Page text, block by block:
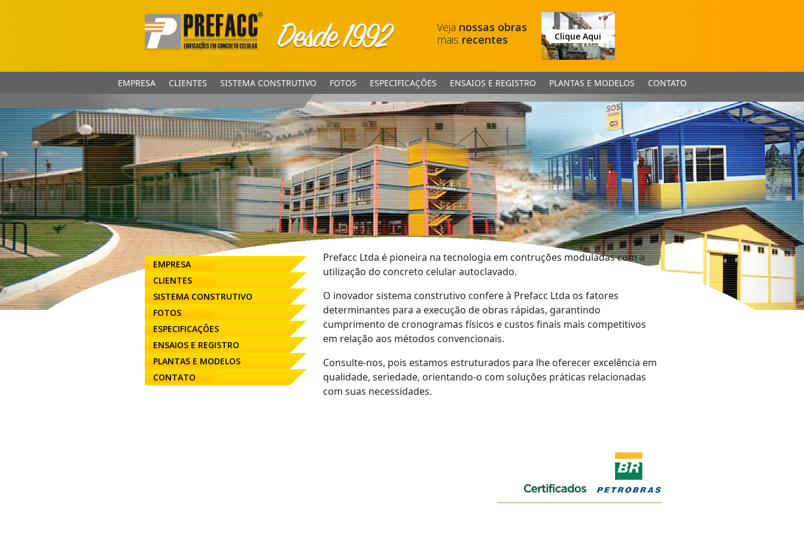
Veja nossas obras
mais recentes Clique Aqui
EMPRESA CLIENTES SISTEMA CONSTRUTIVO FOTOS ESPECIFICAÇÕES ENSAIOS E REGISTRO PLANTAS E MODELOS CONTATO
EMPRESA
CLIENTES
SISTEMA CONSTRUTIVO
FOTOS
ESPECIFICAÇÕES
ENSAIOS E REGISTRO
PLANTAS E MODELOS
CONTATO
Prefacc Ltda é pioneira na tecnologia em contruções moduladas com a
utilização do concreto celular autoclavado.
O inovador sistema construtivo confere à Prefacc Ltda os fatores
determinantes para a execução de obras rápidas, garantindo
cumprimento de cronogramas físicos e custos finais mais competitivos
em relação aos métodos convencionais.
Consulte-nos, pois estamos estruturados para lhe oferecer excelência em
qualidade, seriedade, orientando-o com soluções práticas relacionadas
com suas necessidades.